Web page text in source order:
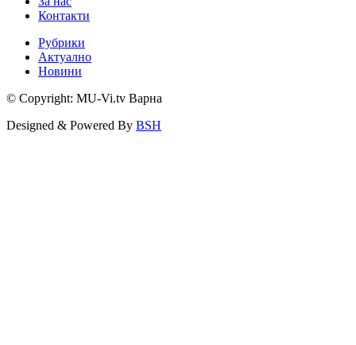
Контакти
Рубрики
Актуално
Новини
© Copyright: MU-Vi.tv Варна
Designed & Powered By BSH